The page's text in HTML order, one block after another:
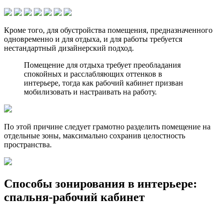
Кроме того, для обустройства помещения, предназначенного
одновременно и для отдыха, и для работы требуется
нестандартный дизайнерский подход.
Помещение для отдыха требует преобладания
спокойных и расслабляющих оттенков в
интерьере, тогда как рабочий кабинет призван
мобилизовать и настраивать на работу.
По этой причине следует грамотно разделить помещение на
отдельные зоны, максимально сохранив целостность
пространства.
Способы зонирования в интерьере:
спальня-рабочий кабинет